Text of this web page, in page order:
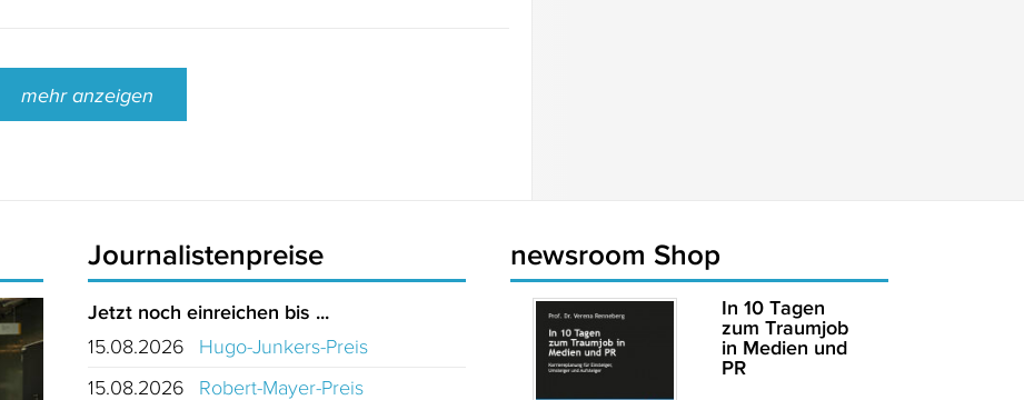
mehr anzeigen
Journalistenpreise
Jetzt noch einreichen bis ...
15.08.2026
Hugo-Junkers-Preis
15.08.2026
Robert-Mayer-Preis
newsroom Shop
In 10 Tagen
zum Traumjob
in Medien und
PR